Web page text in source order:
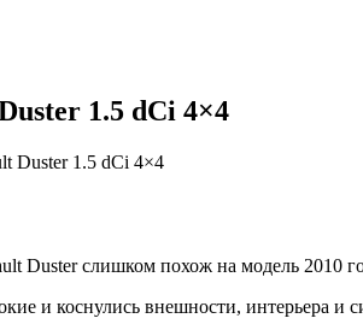
1.5 dCi 4×4
Duster 1.5 dCi 4×4
Duster слишком похож на модель 2010
и коснулись внешности, интерьера и